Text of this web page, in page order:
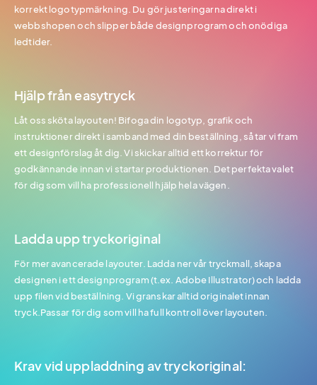
korrekt logotypmärkning. Du gör justeringarna direkt i
webbshopen och slipper både designprogram och onödiga
ledtider.
Hjälp från easytryck
Låt oss sköta layouten! Bifoga din logotyp, grafik och
instruktioner direkt i samband med din beställning, så tar vi fram
ett designförslag åt dig. Vi skickar alltid ett korrektur för
godkännande innan vi startar produktionen. Det perfekta valet
för dig som vill ha professionell hjälp hela vägen.
Ladda upp tryckoriginal
För mer avancerade layouter. Ladda ner vår tryckmall, skapa
designen i ett designprogram (t.ex. Adobe Illustrator) och ladda
upp filen vid beställning. Vi granskar alltid originalet innan
tryck.Passar för dig som vill ha full kontroll över layouten.
Krav vid uppladdning av tryckoriginal: